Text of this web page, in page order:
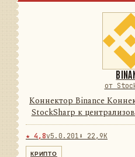
от
Коннектор Binance
StockSharp к
активов. Он
провайдера в
StockSharp,
★ 4,8v5.0.201 ⬇ 22,9K
КРИПТО